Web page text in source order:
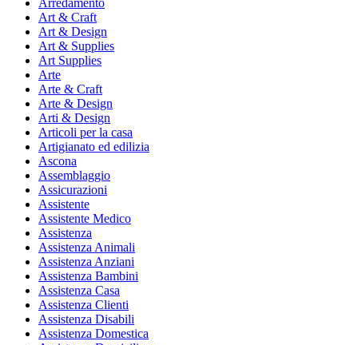
Arredamento
Art & Craft
Art & Design
Art & Supplies
Art Supplies
Arte
Arte & Craft
Arte & Design
Arti & Design
Articoli per la casa
Artigianato ed edilizia
Ascona
Assemblaggio
Assicurazioni
Assistente
Assistente Medico
Assistenza
Assistenza Animali
Assistenza Anziani
Assistenza Bambini
Assistenza Casa
Assistenza Clienti
Assistenza Disabili
Assistenza Domestica